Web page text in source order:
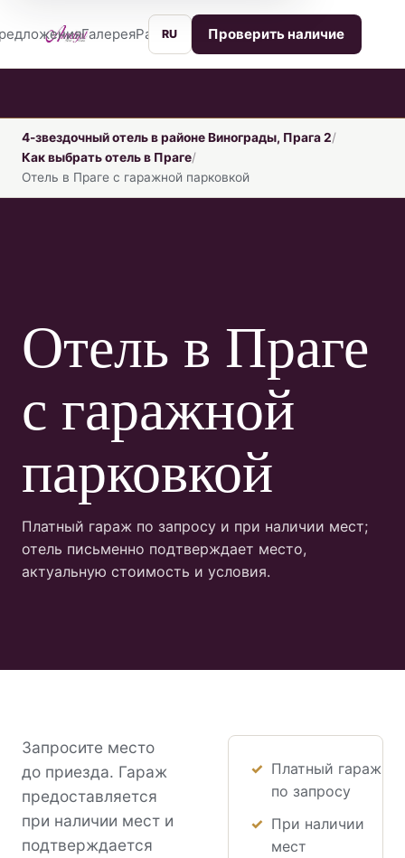
ГалереяРасположениеУслугиКонтакты
RU Проверить наличие
4-звездочный отель в районе Винограды, Прага 2
Как выбрать отель в Праге
Отель в Праге с гаражной парковкой
Отель в Праге
с гаражной
парковкой
Платный гараж по запросу и при наличии мест;
отель письменно подтверждает место,
актуальную стоимость и условия.
Запросите место
до приезда. Гараж
предоставляется
при наличии мест и
подтверждается
Платный гараж
по запросу
При наличии
мест